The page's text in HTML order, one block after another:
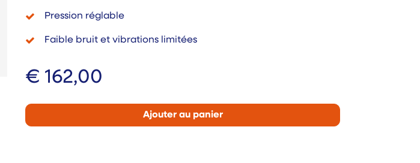
Pression réglable
Faible bruit et vibrations limitées
€ 162,00
Ajouter au panier